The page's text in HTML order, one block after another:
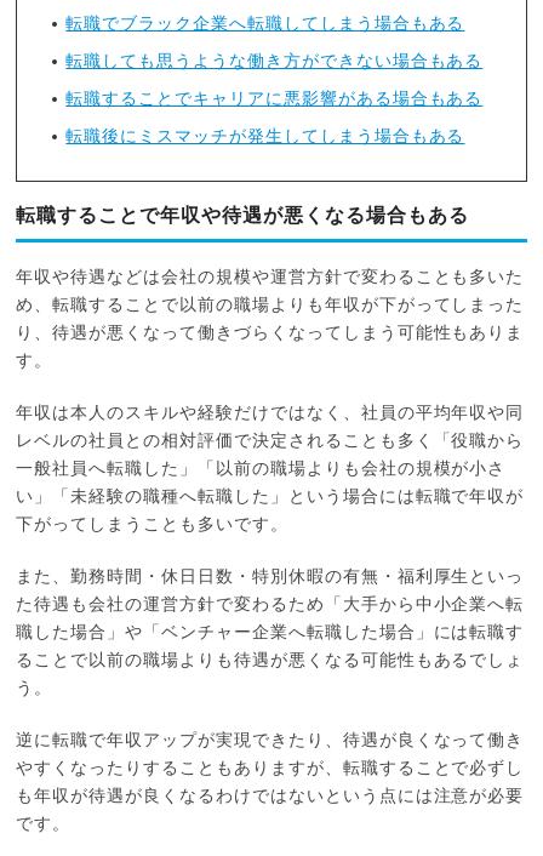
転職でブラック企業へ転職してしまう場合もある
転職しても思うような働き方ができない場合もある
転職することでキャリアに悪影響がある場合もある
転職後にミスマッチが発生してしまう場合もある
転職することで年収や待遇が悪くなる場合もある
年収や待遇などは会社の規模や運営方針で変わることも多いた
め、転職することで以前の職場よりも年収が下がってしまった
り、待遇が悪くなって働きづらくなってしまう可能性もありま
す。
年収は本人のスキルや経験だけではなく、社員の平均年収や同
レベルの社員との相対評価で決定されることも多く「役職から
一般社員へ転職した」「以前の職場よりも会社の規模が小さ
い」「未経験の職種へ転職した」という場合には転職で年収が
下がってしまうことも多いです。
また、勤務時間・休日日数・特別休暇の有無・福利厚生といっ
た待遇も会社の運営方針で変わるため「大手から中小企業へ転
職した場合」や「ベンチャー企業へ転職した場合」には転職す
ることで以前の職場よりも待遇が悪くなる可能性もあるでしょ
う。
逆に転職で年収アップが実現できたり、待遇が良くなって働き
やすくなったりすることもありますが、転職することで必ずし
も年収が待遇が良くなるわけではないという点には注意が必要
です。